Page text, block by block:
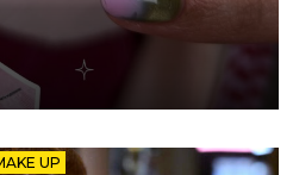
UP